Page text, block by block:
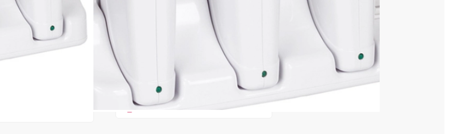
ADAUGĂ ÎN COȘ
Acest produs vă aduce 💰 puncte în valoare de de
Consultanță? Sună acum 0724 128 520